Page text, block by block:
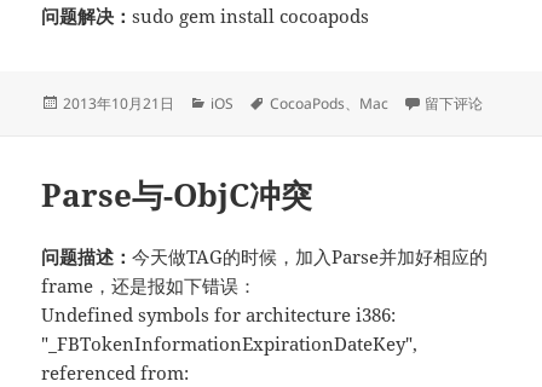
问题解决：sudo gem install cocoapods
发
2013年10月21日
分
iOS
标
CocoaPods、 Mac 于终端权限问题
留下评论
Parse与-ObjC冲突
问题描述：今天做TAG的时候，加入Parse并加好相应的
frame，还是报如下错误：
Undefined symbols for architecture i386:
"_FBTokenInformationExpirationDateKey",
referenced from: